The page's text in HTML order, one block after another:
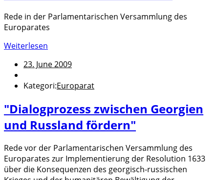
Rede in der Parlamentarischen Versammlung des
Europarates
Weiterlesen
23. June 2009
Kategori:Europarat
"Dialogprozess zwischen Georgien
und Russland fördern"
Rede vor der Parlamentarischen Versammlung des
Europarates zur Implementierung der Resolution 1633
über die Konsequenzen des georgisch-russischen